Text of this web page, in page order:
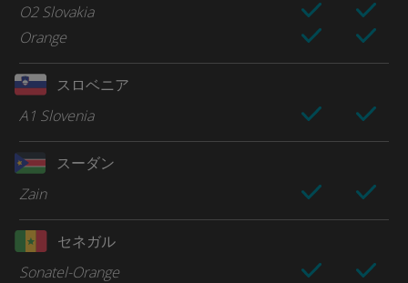
O2 Slovakia
Orange
スロベニア
A1 Slovenia
スーダン
Zain
セネガル
Sonatel-Orange